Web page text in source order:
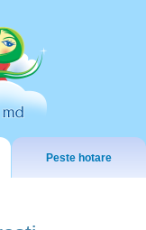
Peste hotare